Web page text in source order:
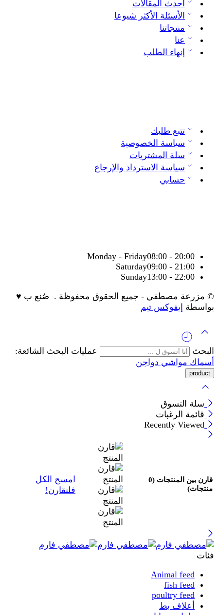
أحدث المقالات
الأسئلة الأكثر شيوعا
منتجاتنا
عنا
إنهاء الطلب
تتبع طلبك
سياسة الخصوصية
سلة المشتريات
سياسة الاسترداد والإرجاع
حسابي
Monday - Friday08:00 - 20:00
Saturday09:00 - 21:00
Sunday13:00 - 22:00
© مزرعة مصطفي - جميع الحقوق محفوظة . صُنع ب ♥
بواسطة إيفوكس تيم
البحث
عمليات البحث الشائعة:
أسماك مواشي دواجن
سلة التسوق
قائمة الرغبات
Recently Viewed
قارن بين المنتجات
(0
منتجات)
امسح الكل
فلنقارن!
فئات
Animal feed
fish feed
poultry feed
أعلاف بط